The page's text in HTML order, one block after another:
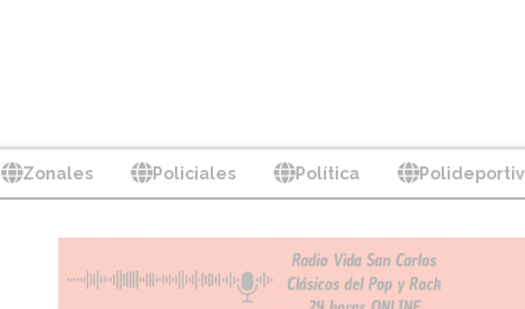
Zonales Policiales Política